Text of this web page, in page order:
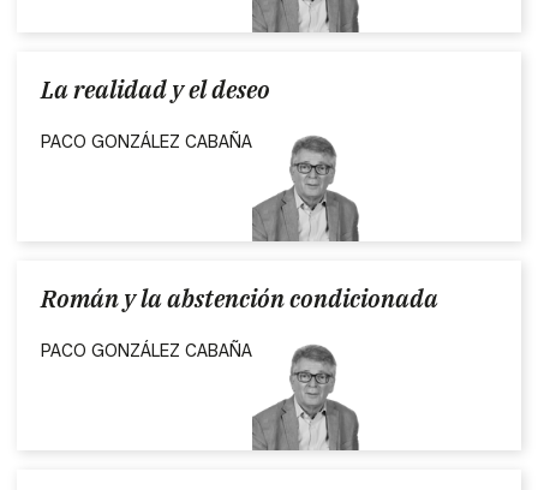
La realidad y el deseo
PACO GONZÁLEZ CABAÑA
Román y la abstención condicionada
PACO GONZÁLEZ CABAÑA